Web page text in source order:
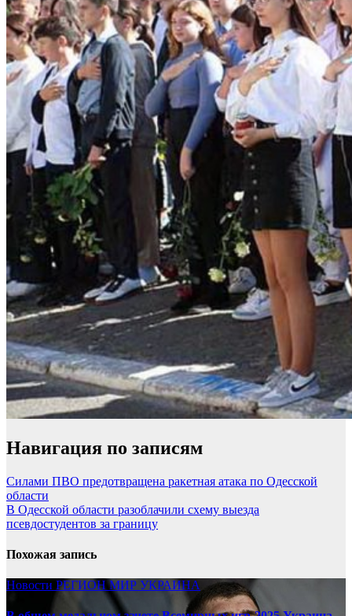
Навигация по записям
Силами ПВО предотвращена ракетная атака по Одесской
области
В Одесской области разоблачили схему выезда
псевдостудентов за границу
Похожая запись
Новости РЕГИОНМИР УКРАИНА